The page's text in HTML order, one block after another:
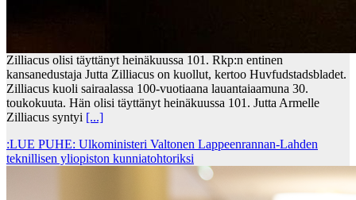
Zilliacus olisi täyttänyt heinäkuussa 101. Rkp:n entinen
kansanedustaja Jutta Zilliacus on kuollut, kertoo Huvfudstadsbladet.
Zilliacus kuoli sairaalassa 100-vuotiaana lauantaiaamuna 30.
toukokuuta. Hän olisi täyttänyt heinäkuussa 101. Jutta Armelle
Zilliacus syntyi [...]
:LUE PUHE: Ulkoministeri Valtonen Lappeenrannan-Lahden
teknillisen yliopiston kunniatohtoriksi